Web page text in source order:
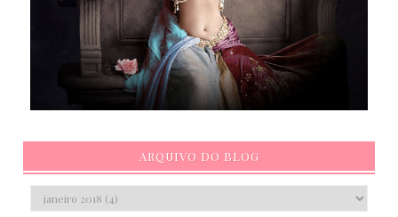
ARQUIVO DO BLOG